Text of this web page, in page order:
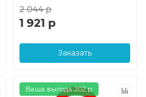
2 044 р
1 921 р
Заказать
Ваша выгода 202 р